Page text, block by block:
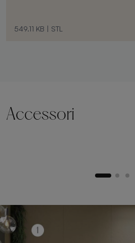
549.11 KB | STL
Accessori